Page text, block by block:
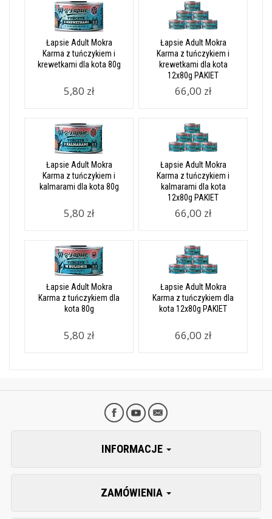
Łapsie Adult Mokra
Karma z tuńczykiem i
krewetkami dla kota 80g
5,80 zł
Łapsie Adult Mokra
Karma z tuńczykiem i
krewetkami dla kota
12x80g PAKIET
66,00 zł
Łapsie Adult Mokra
Karma z tuńczykiem i
kalmarami dla kota 80g
5,80 zł
Łapsie Adult Mokra
Karma z tuńczykiem i
kalmarami dla kota
12x80g PAKIET
66,00 zł
Łapsie Adult Mokra
Karma z tuńczykiem dla
kota 80g
5,80 zł
Łapsie Adult Mokra
Karma z tuńczykiem dla
kota 12x80g PAKIET
66,00 zł
INFORMACJE
ZAMÓWIENIA